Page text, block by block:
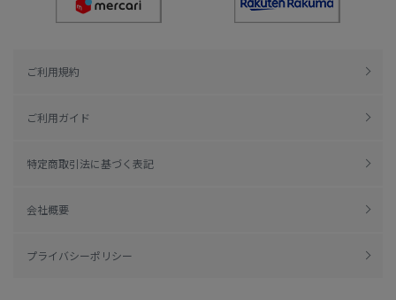
ご利用規約
ご利用ガイド
特定商取引法に基づく表記
会社概要
プライバシーポリシー